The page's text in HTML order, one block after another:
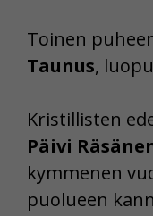
Toinen
Taunus,
Kristillisten
Päivi
kymmenen
puolueen